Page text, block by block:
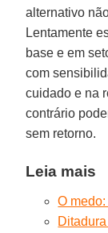
alternativo
Lentamente
base e em
com
cuidado e na
contrário
sem retorno.
Leia mais
O